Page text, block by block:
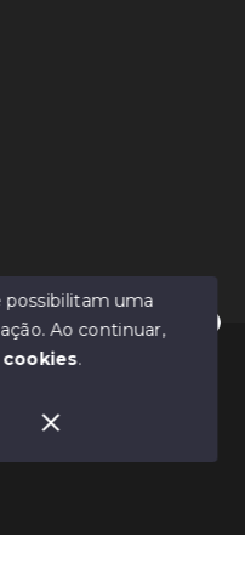
CRECI-SC 7362J -
para te ajudar.
possibilitam uma
Ao continuar,
cookies.